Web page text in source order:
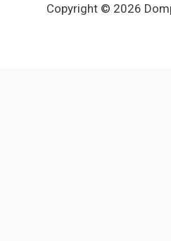
Copyright © 2026